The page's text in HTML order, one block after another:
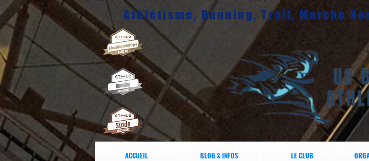
Athlétisme, Running, Trail, Marche
ACCUEIL BLOG & INFOS LE CLUB